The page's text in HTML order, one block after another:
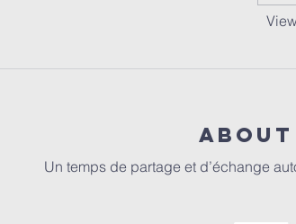
Un temps de partage et d’échange